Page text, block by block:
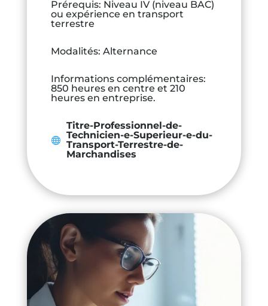
Prérequis: Niveau IV (niveau BAC)
ou expérience en transport
terrestre
Modalités: Alternance
Informations complémentaires:
850 heures en centre et 210
heures en entreprise.
Titre-Professionnel-de-
Technicien-e-Superieur-e-du-
Transport-Terrestre-de-
Marchandises